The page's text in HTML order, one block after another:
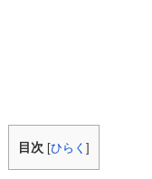
目次 [ひらく]